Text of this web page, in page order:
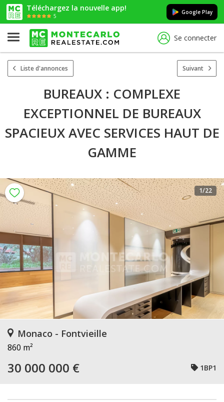
Téléchargez la nouvelle app!
5
Google Play
Se connecter
Liste d'annonces Suivant
BUREAUX : COMPLEXE
EXCEPTIONNEL DE BUREAUX
SPACIEUX AVEC SERVICES HAUT DE
GAMME
1/22
Monaco - Fontvieille
860 m²
30 000 000 € 1BP1